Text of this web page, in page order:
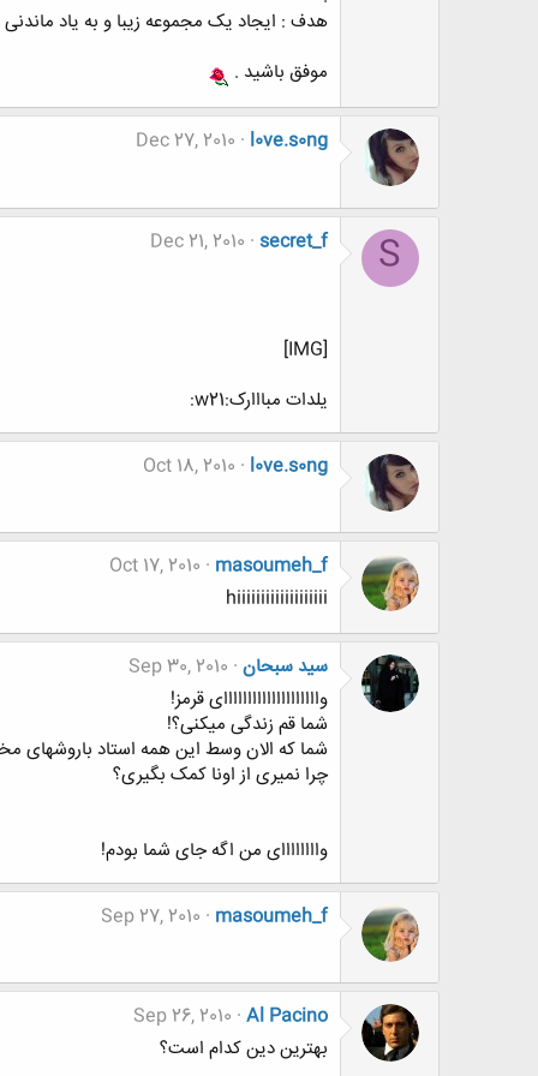
هدف : ایجاد یک مجموعه زیبا و به یاد ماندنی ، از
موفق باشید .
l0ve.s0ng
Dec 27, 2010
S
secret_f
Dec 21, 2010
[IMG]
یلدات مبااارک:w21:
l0ve.s0ng
Oct 18, 2010
masoumeh_f
Oct 17, 2010
hiiiiiiiiiiiiiiiiiii
سید سبحان Sep 30, 2010
واااااااااااااااااااای قرمز!
شما قم زندگی میکنی؟!
شما که الان وسط این همه استاد باروشهای
چرا نمیری از اونا کمک بگیری؟
واااااااای من اگه جای شما بودم!
masoumeh_f
Sep 27, 2010
Al Pacino
Sep 26, 2010
بهترین دین کدام است؟